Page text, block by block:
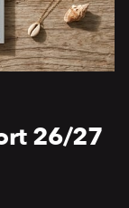
26/27